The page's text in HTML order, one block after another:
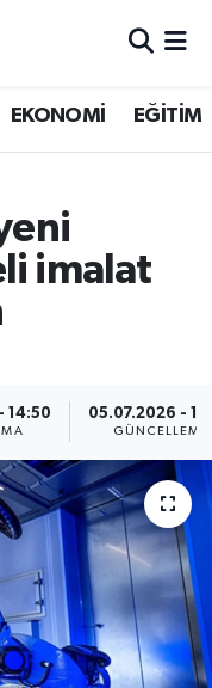
EKONOMİ EĞİTİM
imalat
14:50 05.07.2026 -
GÜNCELLEME